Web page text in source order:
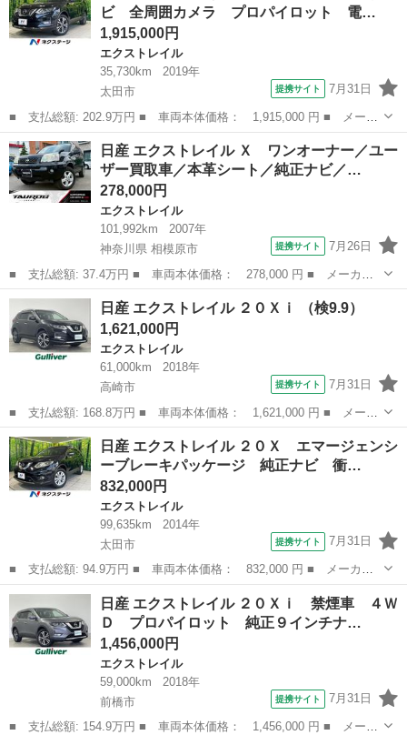
２．０ ス...
ビ 全周囲カメラ プロパイロット 電…
1,915,000円
エクストレイル
35,730km
2019年
太田市
提携サイト 7月31日
■ 支払総額: 202.9万円 ■ 車両本体価格： 1,915,000 円 ■ メーカ
ー名： 日産 ■ 車種名： エクストレイル ■ グレード名： ２０
Ｘｉ 純正９型ナビ 全周囲カメラ プロパイロット 電動リアゲー
ト デジ...
群馬 太田市 エクストレイル
日産 エクストレイル Ｘ ワンオーナー／ユー
ザー買取車／本革シート／純正ナビ／…
278,000円
エクストレイル
101,992km
2007年
神奈川県 相模原市
提携サイト 7月26日
■ 支払総額: 37.4万円 ■ 車両本体価格： 278,000 円 ■ メーカー
名： 日産 ■ 車種名： エクストレイル ■ グレード名： Ｘ ワ
ンオーナー／ユーザー買取車／本革シート／純正ナビ／純正１６イン
チアルミホイ...
神奈川 相模原市 エクストレイル
日産 エクストレイル ２０Ｘｉ （検9.9）
1,621,000円
エクストレイル
61,000km
2018年
高崎市
提携サイト 7月31日
■ 支払総額: 168.8万円 ■ 車両本体価格： 1,621,000 円 ■ メーカ
ー名： 日産 ■ 車種名： エクストレイル ■ グレード名： ２０
Ｘｉ ■ 排気量： 2000cc ■ ドア枚数： 5D ■ ミッション...
群馬 高崎市 エクストレイル
日産 エクストレイル ２０Ｘ エマージェンシ
ーブレーキパッケージ 純正ナビ 衝…
832,000円
エクストレイル
99,635km
2014年
太田市
提携サイト 7月31日
■ 支払総額: 94.9万円 ■ 車両本体価格： 832,000 円 ■ メーカー
名： 日産 ■ 車種名： エクストレイル ■ グレード名： ２０
Ｘ エマージェンシーブレーキパッケージ 純正ナビ 衝突軽減装
置 シートヒータ...
群馬 太田市 エクストレイル
日産 エクストレイル ２０Ｘｉ 禁煙車 ４Ｗ
Ｄ プロパイロット 純正９インチナ…
1,456,000円
エクストレイル
59,000km
2018年
前橋市
提携サイト 7月31日
■ 支払総額: 154.9万円 ■ 車両本体価格： 1,456,000 円 ■ メーカ